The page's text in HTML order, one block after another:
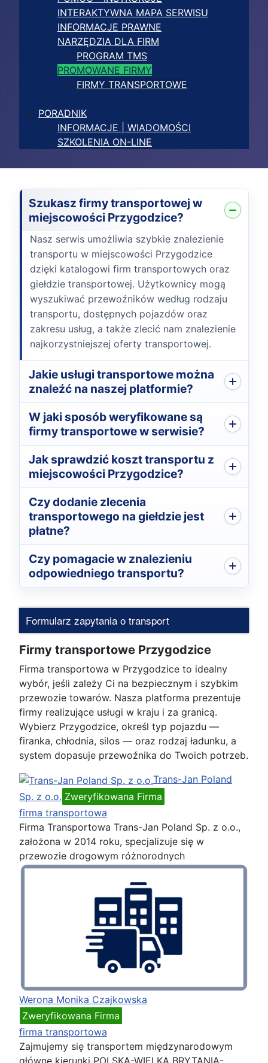
INTERAKTYWNA MAPA SERWISU
INFORMACJE PRAWNE
NARZĘDZIA DLA FIRM
PROGRAM TMS
PROMOWANE FIRMY
FIRMY TRANSPORTOWE
PORADNIK
INFORMACJE | WIADOMOŚCI
SZKOLENIA ON-LINE
Szukasz firmy transportowej w
miejscowości Przygodzice?
Nasz serwis umożliwia szybkie znalezienie
transportu w miejscowości Przygodzice
dzięki katalogowi firm transportowych oraz
giełdzie transportowej. Użytkownicy mogą
wyszukiwać przewoźników według rodzaju
transportu, dostępnych pojazdów oraz
zakresu usług, a także zlecić nam znalezienie
najkorzystniejszej oferty transportowej.
Jakie usługi transportowe można
znaleźć na naszej platformie?
W jaki sposób weryfikowane są
firmy transportowe w serwisie?
Jak sprawdzić koszt transportu z
miejscowości Przygodzice?
Czy dodanie zlecenia
transportowego na giełdzie jest
płatne?
Czy pomagacie w znalezieniu
odpowiedniego transportu?
Formularz zapytania o transport
Firmy transportowe Przygodzice
Firma transportowa w Przygodzice to idealny
wybór, jeśli zależy Ci na bezpiecznym i szybkim
przewozie towarów. Nasza platforma prezentuje
firmy realizujące usługi w kraju i za granicą.
Wybierz Przygodzice, określ typ pojazdu —
firanka, chłodnia, silos — oraz rodzaj ładunku, a
system dopasuje przewoźnika do Twoich potrzeb.
Trans-Jan Poland
Sp. z o.o. Zweryfikowana Firma
firma transportowa
Firma Transportowa Trans-Jan Poland Sp. z o.o.,
założona w 2014 roku, specjalizuje się w
przewozie drogowym różnorodnych
Werona Monika Czajkowska
Zweryfikowana Firma
firma transportowa
Zajmujemy się transportem międzynarodowym
główne kierunki POLSKA-WIELKA BRYTANIA-